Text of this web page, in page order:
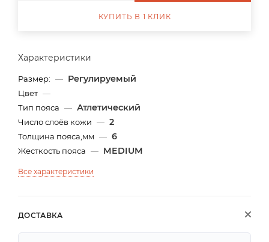
Характеристики
Размер: — Регулируемый
Цвет —
Тип пояса — Атлетический
Число слоёв кожи — 2
Толщина пояса,мм — 6
Жесткость пояса — MEDIUM
Все характеристики
ДОСТАВКА
КУПИТЬ В 1 КЛИК